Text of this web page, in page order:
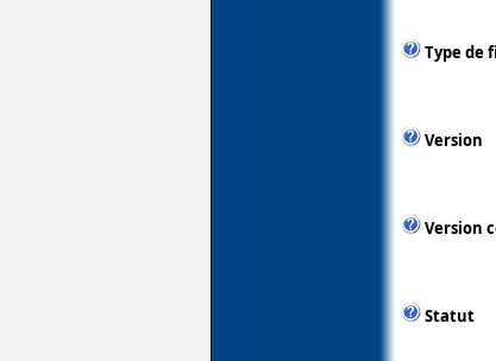
Type de
Version
Version
Statut